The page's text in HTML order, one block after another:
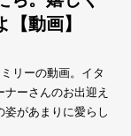
動画】
リーの動画。イタ
ーさんのお出迎え
があまりに愛らし